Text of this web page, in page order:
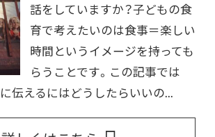
話をしていますか？子どもの食
育で考えたいのは食事＝楽しい
時間というイメージを持っても
らうことです。この記事では
伝えるにはどうしたらいいの...